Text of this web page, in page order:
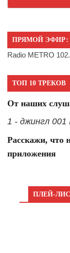
ПРЯМОЙ ЭФИР:
Radio METRO
ТОП 10 ТРЕКОВ
От наших
1 - джингл 001
Расскажи, что
приложения
ПЛЕЙ-